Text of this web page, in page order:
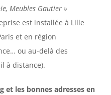
Meubles Gautier »
est installée à Lille
et en région
ou au-delà des
à distance).
et les bonnes adresses en